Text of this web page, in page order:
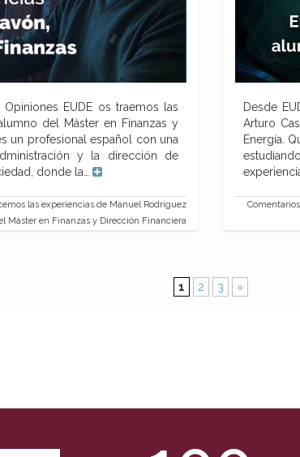
EUDE os traemos las
del Máster en Finanzas y
un profesional español con una
y la dirección de
donde la…
las experiencias de Manuel Rodríguez
Máster en Finanzas y Dirección Financiera
Desde
Arturo
Energía.
1 2 3 »